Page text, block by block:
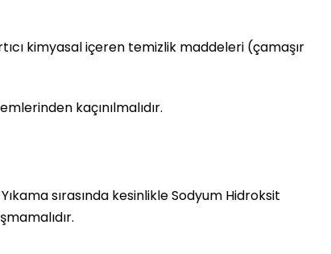
kimyasal içeren temizlik maddeleri (çamaşır
kaçınılmalıdır.
sırasında kesinlikle Sodyum Hidroksit